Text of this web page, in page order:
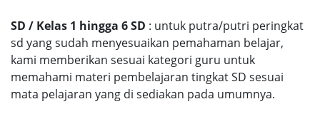
SD / Kelas 1 hingga 6 SD : untuk putra/putri peringkat
sd yang sudah menyesuaikan pemahaman belajar,
kami memberikan sesuai kategori guru untuk
memahami materi pembelajaran tingkat SD sesuai
mata pelajaran yang di sediakan pada umumnya.